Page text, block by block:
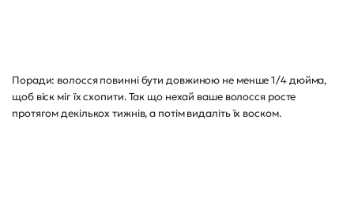
Поради: волосся повинні бути довжиною не менше 1/4 дюйма,
щоб віск міг їх схопити. Так що нехай ваше волосся росте
протягом декількох тижнів, а потім видаліть їх воском.